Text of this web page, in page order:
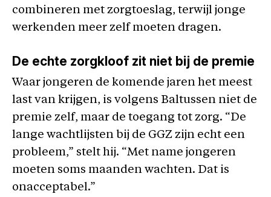
combineren met zorgtoeslag, terwijl jonge
werkenden meer zelf moeten dragen.
De echte zorgkloof zit niet bij de premie
Waar jongeren de komende jaren het meest
last van krijgen, is volgens Baltussen niet de
premie zelf, maar de toegang tot zorg. “De
lange wachtlijsten bij de GGZ zijn echt een
probleem,” stelt hij. “Met name jongeren
moeten soms maanden wachten. Dat is
onacceptabel.”